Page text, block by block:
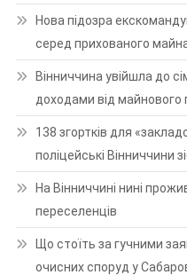
Нова підозра
серед прихованого
Вінниччина увійшла до
доходами від майнового
138 згортків для
поліцейські Вінниччини
На Вінниччині нині
переселенців
Що стоїть за гучними
очисних споруд у